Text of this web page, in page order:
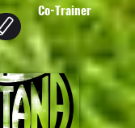
Co-Trainer